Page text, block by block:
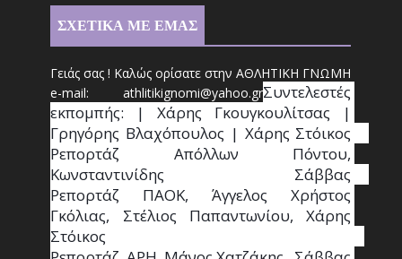
ΣΧΕΤΙΚΑ ΜΕ ΕΜΑΣ
Γειάς σας ! Καλώς ορίσατε στην ΑΘΛΗΤΙΚΗ ΓΝΩΜΗ
e-mail: athlitikignomi@yahoo.grΣυντελεστές
εκπομπής: | Χάρης Γκουγκουλίτσας |
Γρηγόρης Βλαχόπουλος | Χάρης Στόικος
Ρεπορτάζ Απόλλων Πόντου,
Κωνσταντινίδης   Σάββας
Ρεπορτάζ ΠΑΟΚ, Άγγελος Χρήστος
Γκόλιας, Στέλιος Παπαντωνίου, Χάρης
Στόικος